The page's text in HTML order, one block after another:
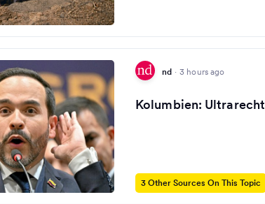
nd · 3 hours ago
Kolumbien:
3 Other Sources On This Topic